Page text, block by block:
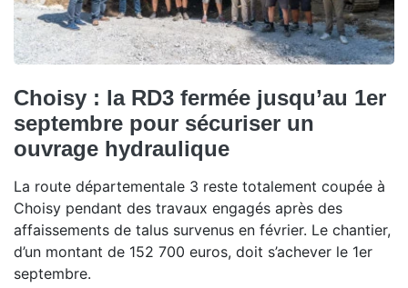
Choisy : la RD3 fermée jusqu’au 1er
septembre pour sécuriser un
ouvrage hydraulique
La route départementale 3 reste totalement coupée à
Choisy pendant des travaux engagés après des
affaissements de talus survenus en février. Le chantier,
d’un montant de 152 700 euros, doit s’achever le 1er
septembre.